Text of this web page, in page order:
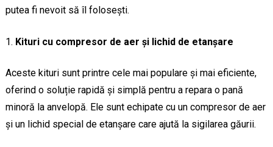
putea fi nevoit să îl folosești.
Kituri cu compresor de aer și lichid de etanșare
Aceste kituri sunt printre cele mai populare și mai eficiente,
oferind o soluție rapidă și simplă pentru a repara o pană
minoră la anvelopă. Ele sunt echipate cu un compresor de aer
și un lichid special de etanșare care ajută la sigilarea găurii.